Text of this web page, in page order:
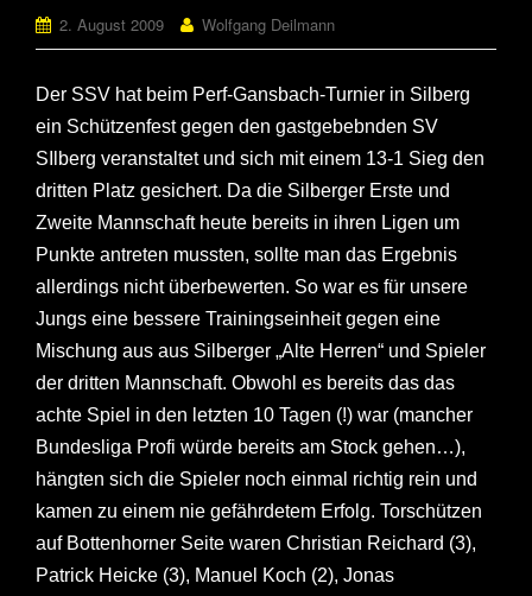
2. August 2009 Wolfgang Deilmann
Der SSV hat beim Perf-Gansbach-Turnier in Silberg
ein Schützenfest gegen den gastgebebnden SV
SIlberg veranstaltet und sich mit einem 13-1 Sieg den
dritten Platz gesichert. Da die Silberger Erste und
Zweite Mannschaft heute bereits in ihren Ligen um
Punkte antreten mussten, sollte man das Ergebnis
allerdings nicht überbewerten. So war es für unsere
Jungs eine bessere Trainingseinheit gegen eine
Mischung aus aus Silberger „Alte Herren“ und Spieler
der dritten Mannschaft. Obwohl es bereits das das
achte Spiel in den letzten 10 Tagen (!) war (mancher
Bundesliga Profi würde bereits am Stock gehen…),
hängten sich die Spieler noch einmal richtig rein und
kamen zu einem nie gefährdetem Erfolg. Torschützen
auf Bottenhorner Seite waren Christian Reichard (3),
Patrick Heicke (3), Manuel Koch (2), Jonas